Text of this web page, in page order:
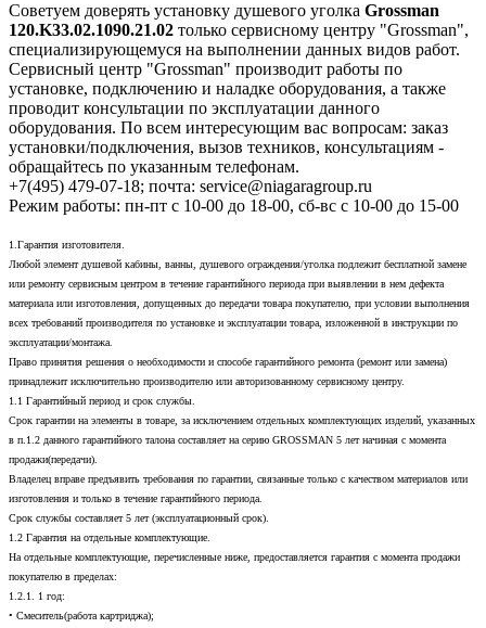
Советуем доверять установку душевого уголка Grossman
120.K33.02.1090.21.02 только сервисному центру "Grossman",
специализирующемуся на выполнении данных видов работ.
Сервисный центр "Grossman" производит работы по
установке, подключению и наладке оборудования, а также
проводит консультации по эксплуатации данного
оборудования. По всем интересующим вас вопросам: заказ
установки/подключения, вызов техников, консультациям -
обращайтесь по указанным телефонам.
+7(495) 479-07-18; почта: service@niagaragroup.ru
Режим работы: пн-пт с 10-00 до 18-00, сб-вс с 10-00 до 15-00
1.Гарантия изготовителя.
Любой элемент душевой кабины, ванны, душевого ограждения/уголка подлежит бесплатной замене
или ремонту сервисным центром в течение гарантийного периода при выявлении в нем дефекта
материала или изготовления, допущенных до передачи товара покупателю, при условии выполнения
всех требований производителя по установке и эксплуатации товара, изложенной в инструкции по
эксплуатации/монтажа.
Право принятия решения о необходимости и способе гарантийного ремонта (ремонт или замена)
принадлежит исключительно производителю или авторизованному сервисному центру.
1.1 Гарантийный период и срок службы.
Срок гарантии на элементы в товаре, за исключением отдельных комплектующих изделий, указанных
в п.1.2 данного гарантийного талона составляет на серию GROSSMAN 5 лет начиная с момента
продажи(передачи).
Владелец вправе предъявить требования по гарантии, связанные только с качеством материалов или
изготовления и только в течение гарантийного периода.
Срок службы составляет 5 лет (эксплуатационный срок).
1.2 Гарантия на отдельные комплектующие.
На отдельные комплектующие, перечисленные ниже, предоставляется гарантия с момента продажи
покупателю в пределах:
1.2.1. 1 год:
• Смеситель(работа картриджа);